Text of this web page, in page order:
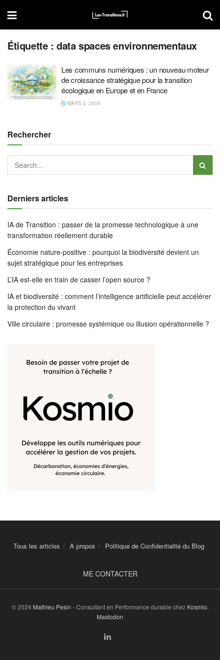
Étiquette :data spaces environnementaux
Les communs numériques : un nouveau moteur
de croissance stratégique pour la transition
écologique en Europe et en France
MARS 2, 2026
Rechercher
Derniers articles
IA de Transition : passer de la promesse technologique à une
transformation réellement durable
Économie nature-positive : pourquoi la biodiversité devient un
sujet stratégique pour les entreprises
L’IA est-elle en train de casser l’open source ?
IA et biodiversité : comment l’intelligence artificielle peut accélérer
la protection du vivant
Ville circulaire : promesse systémique ou illusion opérationnelle ?
Tous les articles A propos Politique de Confidentialité du Blog
ME CONTACTER
© 2024 Mathieu Pesin - Consultant en Performance durable chez Kosmio.
Mastodon